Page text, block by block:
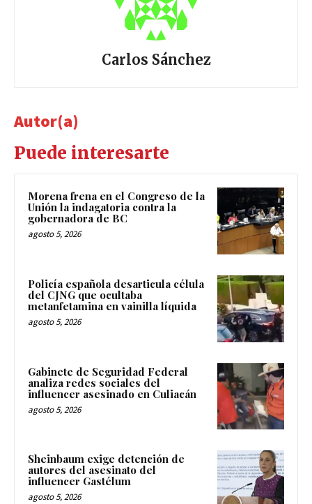
Carlos Sánchez
Autor(a)
Puede interesarte
Morena frena en el Congreso de la
Unión la indagatoria contra la
gobernadora de BC
agosto 5, 2026
Policía española desarticula célula
del CJNG que ocultaba
metanfetamina en vainilla líquida
agosto 5, 2026
Gabinete de Seguridad Federal
analiza redes sociales del
influencer asesinado en Culiacán
agosto 5, 2026
Sheinbaum exige detención de
autores del asesinato del
influencer Gastélum
agosto 5, 2026